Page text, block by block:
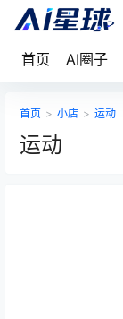
首页 AI圈子
首页 > 小店 > 运动
运动